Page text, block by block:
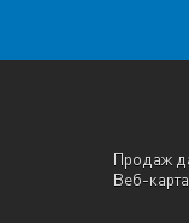
Продаж
Веб-карта